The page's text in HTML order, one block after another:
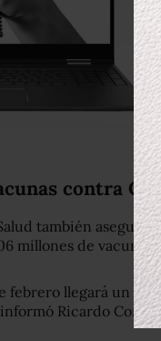
contra
también
millones de vacunas
febrero llegará un
Ricardo